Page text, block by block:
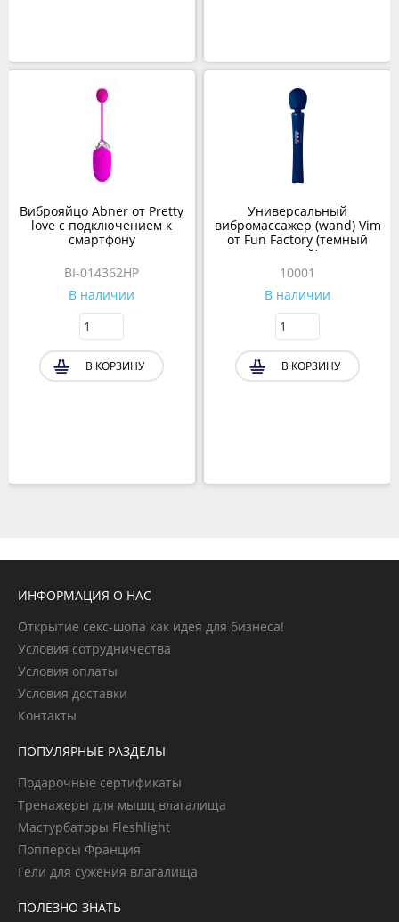
Виброяйцо Abner от Pretty
love с подключением к
смартфону
BI-014362HP
В наличии
В КОРЗИНУ
Универсальный
вибромассажер (wand) Vim
от Fun Factory (темный
синий)
10001
В наличии
В КОРЗИНУ
ИНФОРМАЦИЯ О НАС
Открытие секс-шопа как идея для бизнеса!
Условия сотрудничества
Условия оплаты
Условия доставки
Контакты
ПОПУЛЯРНЫЕ РАЗДЕЛЫ
Подарочные сертификаты
Тренажеры для мышц влагалища
Мастурбаторы Fleshlight
Попперсы Франция
Гели для сужения влагалища
ПОЛЕЗНО ЗНАТЬ